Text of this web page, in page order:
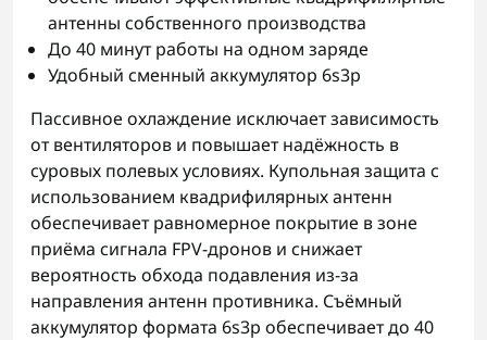
антенны собственного производства
До 40 минут работы на одном заряде
Удобный сменный аккумулятор 6s3p
Пассивное охлаждение исключает зависимость
от вентиляторов и повышает надёжность в
суровых полевых условиях. Купольная защита с
использованием квадрифилярных антенн
обеспечивает равномерное покрытие в зоне
приёма сигнала FPV-дронов и снижает
вероятность обхода подавления из-за
направления антенн противника. Съёмный
аккумулятор формата 6s3p обеспечивает до 40